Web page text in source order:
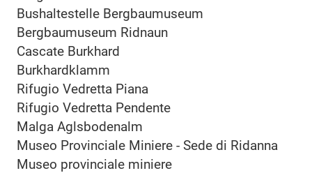
Bushaltestelle Bergbaumuseum
Bergbaumuseum Ridnaun
Cascate Burkhard
Burkhardklamm
Rifugio Vedretta Piana
Rifugio Vedretta Pendente
Malga Aglsbodenalm
Museo Provinciale Miniere - Sede di Ridanna
Museo provinciale miniere